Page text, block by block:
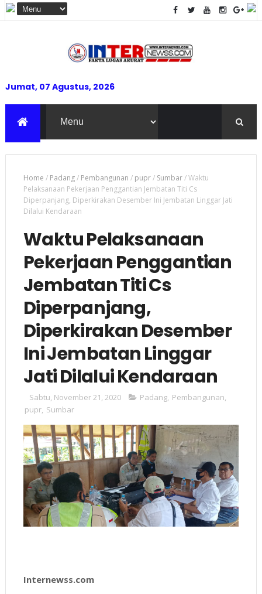
Jumat, 07 Agustus, 2026
Home / Padang/ Pembangunan / pupr/ Sumbar/Waktu
Pelaksanaan Pekerjaan Penggantian Jembatan Titi Cs
Diperpanjang, Diperkirakan Desember Ini Jembatan Linggar Jati
Dilalui Kendaraan
Waktu Pelaksanaan
Pekerjaan Penggantian
Jembatan Titi Cs
Diperpanjang,
Diperkirakan Desember
Ini Jembatan Linggar
Jati Dilalui Kendaraan
Sabtu, November 21, 2020 Padang, Pembangunan,
pupr, Sumbar
Internewss.com